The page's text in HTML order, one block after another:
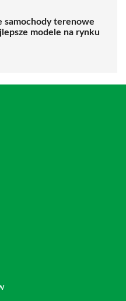
samochody terenowe
modele na rynku